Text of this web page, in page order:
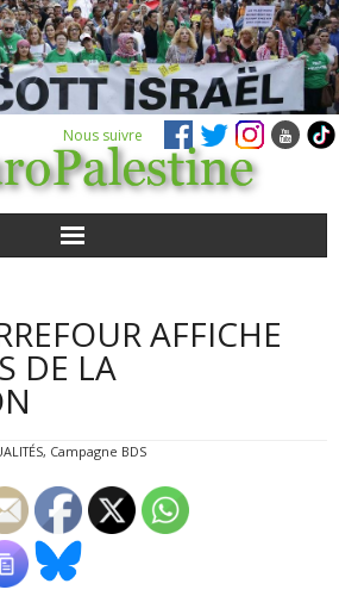
Nous suivre
AFFICHE
DE LA
, Campagne BDS